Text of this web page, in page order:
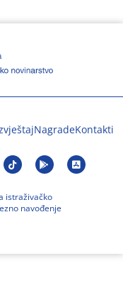
NagradeKontakti
istraživačko
navođenje